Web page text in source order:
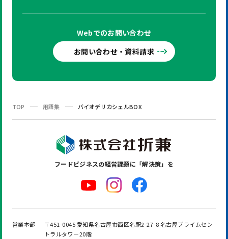
Webでのお問い合わせ
お問い合わせ・資料請求
TOP 用語集 バイオデリカシェルBOX
フードビジネスの経営課題に「解決策」を
営業本部
〒451-0045 愛知県名古屋市西区名駅2-27-8 名古屋プライムセン
トラルタワー20階